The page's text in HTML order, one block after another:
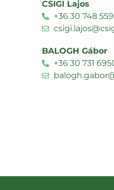
CSIGI Lajos
+36 30 748
BALOGH Gábor
+36 30 731